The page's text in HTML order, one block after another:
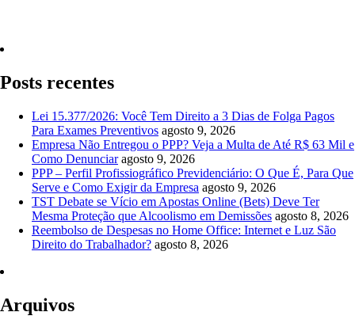
Posts recentes
Lei 15.377/2026: Você Tem Direito a 3 Dias de Folga Pagos
Para Exames Preventivos agosto 9, 2026
Empresa Não Entregou o PPP? Veja a Multa de Até R$ 63 Mil e
Como Denunciar agosto 9, 2026
PPP – Perfil Profissiográfico Previdenciário: O Que É, Para Que
Serve e Como Exigir da Empresa agosto 9, 2026
TST Debate se Vício em Apostas Online (Bets) Deve Ter
Mesma Proteção que Alcoolismo em Demissões agosto 8, 2026
Reembolso de Despesas no Home Office: Internet e Luz São
Direito do Trabalhador? agosto 8, 2026
Arquivos